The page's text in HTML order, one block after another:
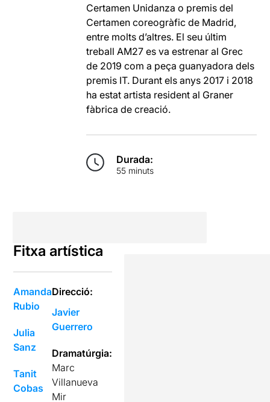
Certamen Unidanza o premis del
Certamen coreogràfic de Madrid,
entre molts d’altres. El seu últim
treball AM27 es va estrenar al Grec
de 2019 com a peça guanyadora dels
premis IT. Durant els anys 2017 i 2018
ha estat artista resident al Graner
fàbrica de creació.
Durada:
55 minuts
Fitxa artística
Amanda
Rubio
Julia
Sanz
Tanit
Cobas
Direcció:
Javier
Guerrero
Dramatúrgia:
Marc
Villanueva
Mir